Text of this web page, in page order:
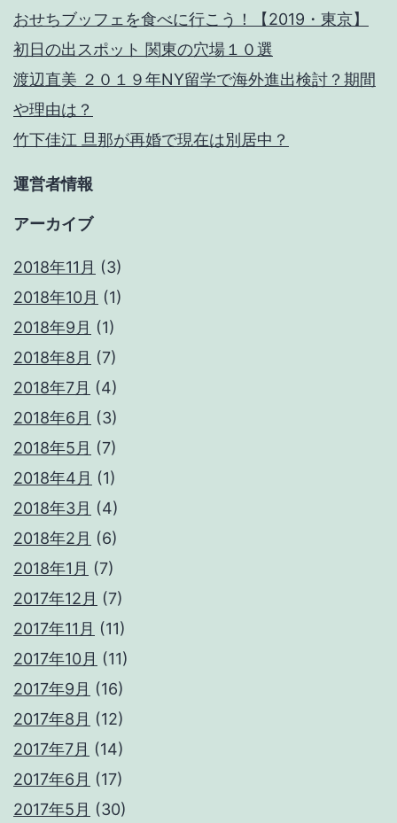
おせちブッフェを食べに行こう！【2019・東京】
初日の出スポット 関東の穴場１０選
渡辺直美 ２０１９年NY留学で海外進出検討？期間
や理由は？
竹下佳江 旦那が再婚で現在は別居中？
運営者情報
アーカイブ
2018年11月 (3)
2018年10月 (1)
2018年9月 (1)
2018年8月 (7)
2018年7月 (4)
2018年6月 (3)
2018年5月 (7)
2018年4月 (1)
2018年3月 (4)
2018年2月 (6)
2018年1月 (7)
2017年12月 (7)
2017年11月 (11)
2017年10月 (11)
2017年9月 (16)
2017年8月 (12)
2017年7月 (14)
2017年6月 (17)
2017年5月 (30)